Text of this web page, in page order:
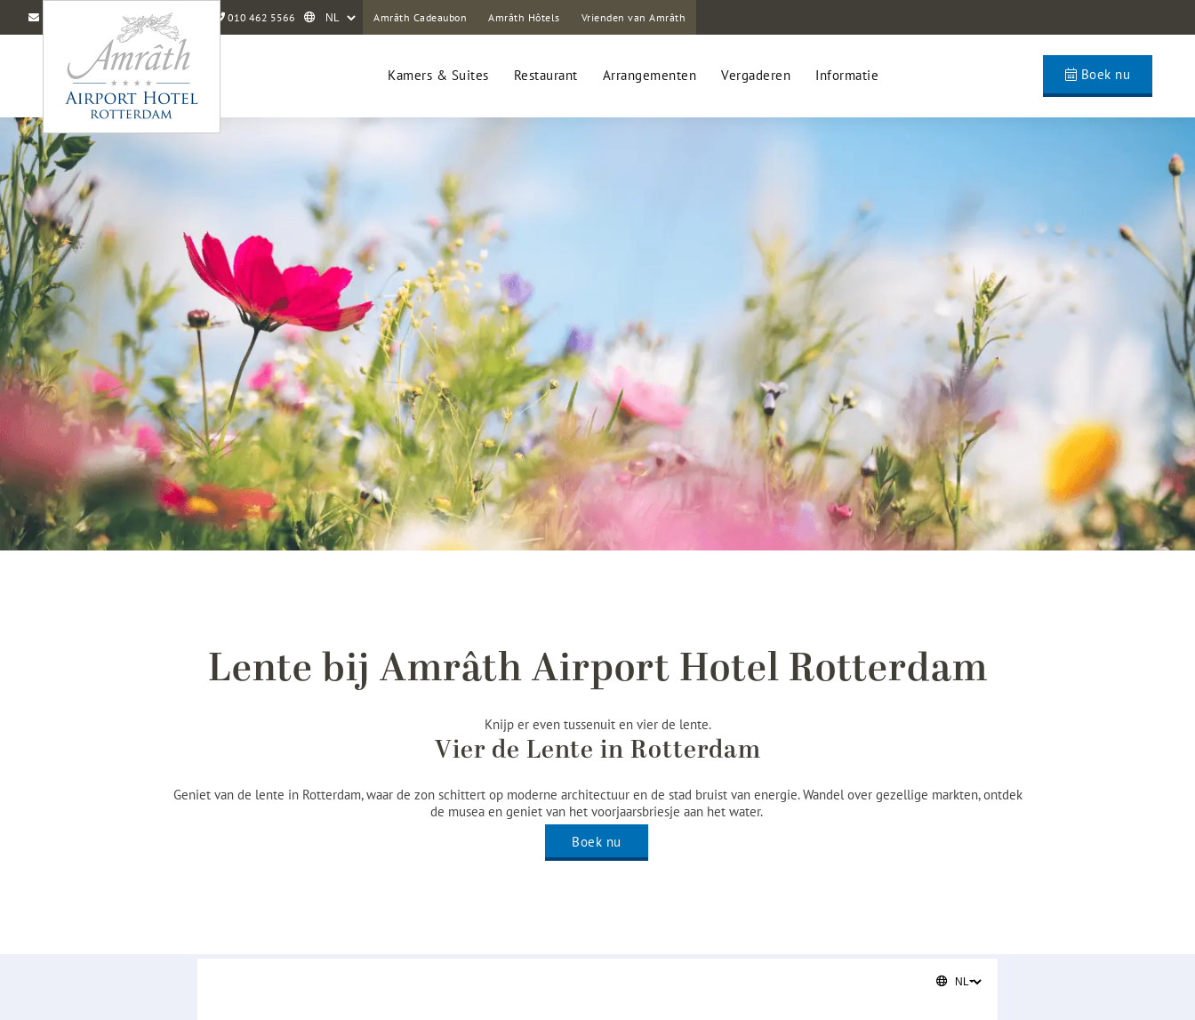
info@amrathairporthotelrotterdam.nl 010 462 5566 Amrâth Cadeaubon Amrâth Hôtels Vrienden van Amrâth
Boek nu
Kamers & Suites Restaurant Arrangementen Vergaderen Informatie
Lente bij Amrâth Airport Hotel Rotterdam
Knijp er even tussenuit en vier de lente.
Vier de Lente in Rotterdam
Geniet van de lente in Rotterdam, waar de zon schittert op moderne architectuur en de stad bruist van energie. Wandel over gezellige markten, ontdek
de musea en geniet van het voorjaarsbriesje aan het water.
Boek nu